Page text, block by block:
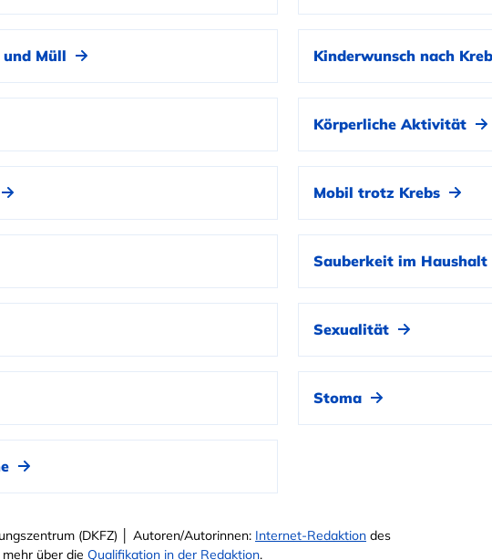
und Müll Kinderwunsch nach
Körperliche Aktivität
Mobil trotz Krebs
Sauberkeit im Haushalt
Sexualität
Stoma
(DKFZ) │ Autoren/Autorinnen: Internet-Redaktion des
über die Qualifikation in der Redaktion.